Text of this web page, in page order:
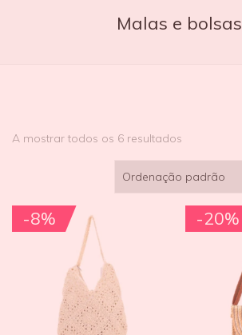
Malas e bolsas
A mostrar todos os 6 resultados
-8% -20%